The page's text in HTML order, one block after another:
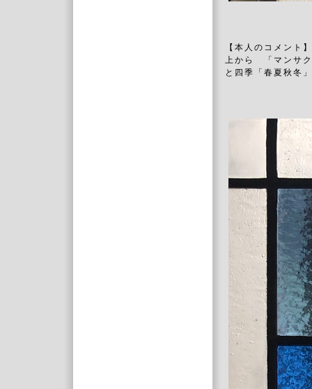
【本人のコメント】
上から 「マンサ
と四季「春夏秋冬